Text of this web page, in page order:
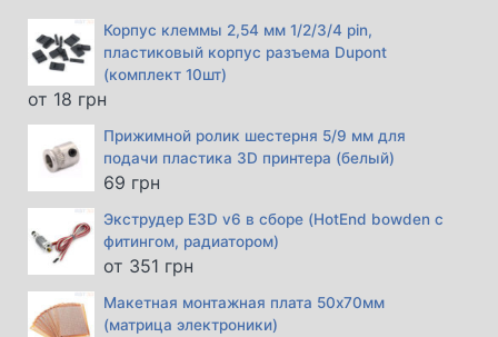
Корпус клеммы 2,54 мм 1/2/3/4 pin,
пластиковый корпус разъема Dupont
(комплект 10шт)
от 18 грн
Прижимной ролик шестерня 5/9 мм для
подачи пластика 3D принтера (белый)
69 грн
Экструдер E3D v6 в сборе (HotEnd bowden с
фитингом, радиатором)
от 351 грн
Макетная монтажная плата 50х70мм
(матрица электроники)